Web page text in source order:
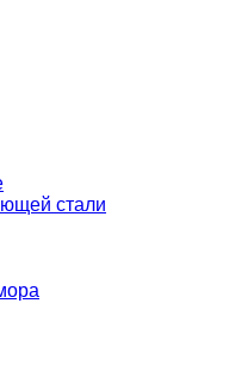
стали